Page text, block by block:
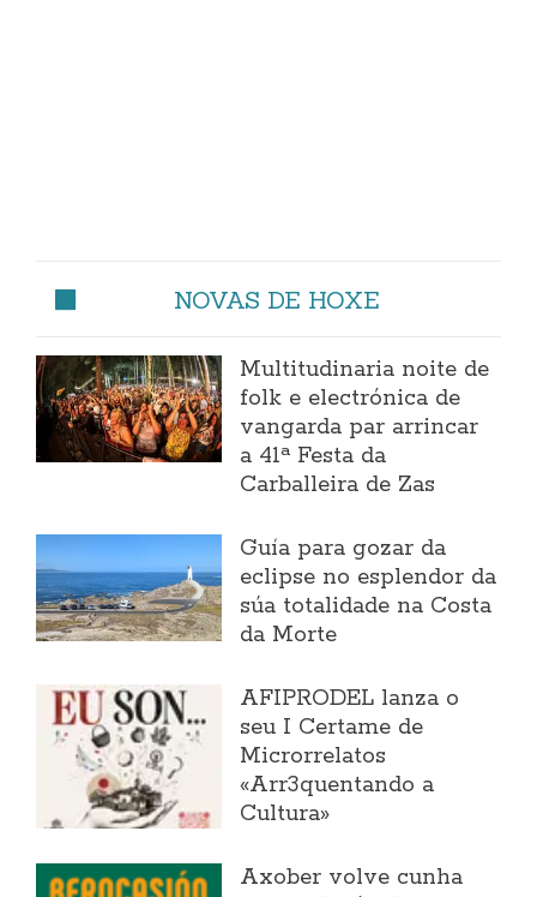
NOVAS DE HOXE
Multitudinaria noite de
folk e electrónica de
vangarda par arrincar
a 41ª Festa da
Carballeira de Zas
Guía para gozar da
eclipse no esplendor da
súa totalidade na Costa
da Morte
AFIPRODEL lanza o
seu I Certame de
Microrrelatos
«Arr3quentando a
Cultura»
Axober volve cunha